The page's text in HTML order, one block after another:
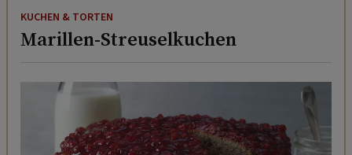
KUCHEN & TORTEN
Marillen-Streuselkuchen